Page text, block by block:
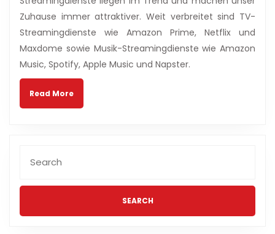
die
Playstation
Now?
Zuhause immer attraktiver. Weit verbreitet sind TV-
Streamingdienste wie Amazon Prime, Netflix und
Maxdome sowie Musik-Streamingdienste wie Amazon
Music, Spotify, Apple Music und Napster.
Read MoreRead
for: